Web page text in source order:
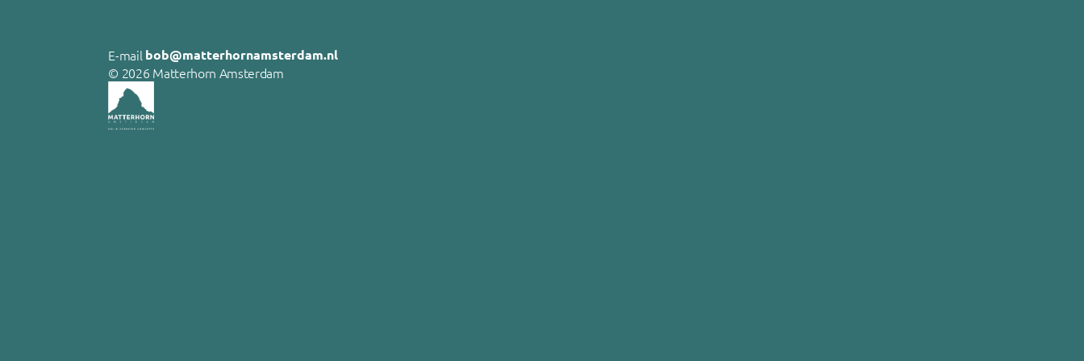
E-mail bob@matterhornamsterdam.nl
© 2026 Matterhorn Amsterdam